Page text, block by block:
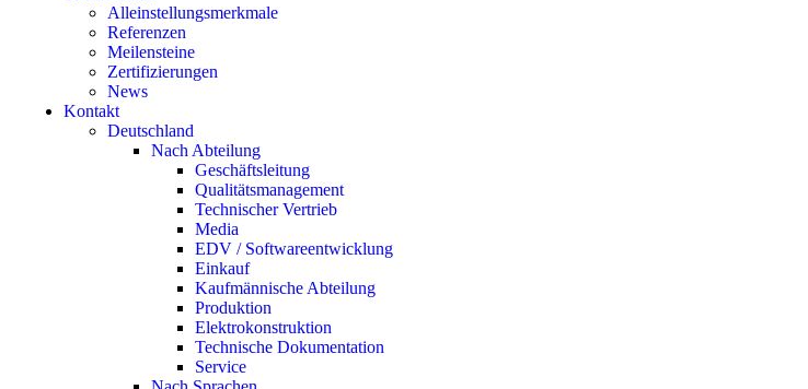
Alleinstellungsmerkmale
Referenzen
Meilensteine
Zertifizierungen
News
Kontakt
Deutschland
Nach Abteilung
Geschäftsleitung
Qualitätsmanagement
Technischer Vertrieb
Media
EDV / Softwareentwicklung
Einkauf
Kaufmännische Abteilung
Produktion
Elektrokonstruktion
Technische Dokumentation
Service